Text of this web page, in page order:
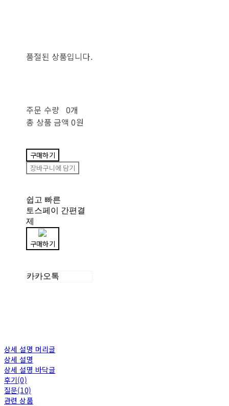
품절된 상품입니다.
주문 수량 0개
총 상품 금액 0원
구매하기
장바구니에 담기
쉽고 빠른
토스페이 간편결
제
구매하기
카카오톡
상세 설명 머리글
상세 설명
상세 설명 바닥글
후기(0)
질문(10)
관련 상품